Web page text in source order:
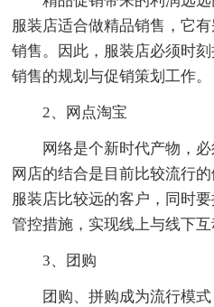
服装店适合做精品销售，它
销售。因此，服装店必须时
销售的规划与促销策划工作。
2、网点淘宝
网络是个新时代产物，
网店的结合是目前比较流行
服装店比较远的客户，同时
管控措施，实现线上与线下互
3、团购
团购、拼购成为流行模